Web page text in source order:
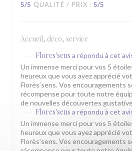
5/5 QUALITÉ / PRIX : 5/5
Accueil, déco, service
Flores'sens a répondu à cet
Un immense merci pour vos 5
heureux que vous ayez apprécié
Florès’sens. Vos encouragements
récompense pour toute notre
de nouvelles découvertes
Flores'sens a répondu à cet
Un immense merci pour vos 5
heureux que vous ayez apprécié
Florès’sens. Vos encouragements